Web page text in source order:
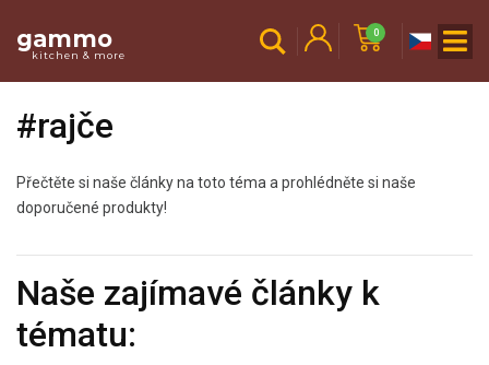
gammo
kitchen & more
0
#rajče
Přečtěte si naše články na toto téma a prohlédněte si naše
doporučené produkty!
Naše zajímavé články k
tématu: